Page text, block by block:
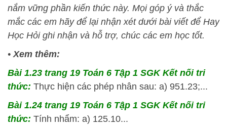
nắm vững phần kiến thức này. Mọi góp ý và thắc
mắc các em hãy để lại nhận xét dưới bài viết để Hay
Học Hỏighi nhận và hỗ trợ, chúc các em học tốt.
•Xem thêm:
Bài 1.23 trang 19 Toán 6 Tập 1 SGK Kết nối tri
thức: Thực hiện các phép nhân sau: a) 951.23;...
Bài 1.24 trang 19 Toán 6 Tập 1 SGK Kết nối tri
thức: Tính nhẩm: a) 125.10...